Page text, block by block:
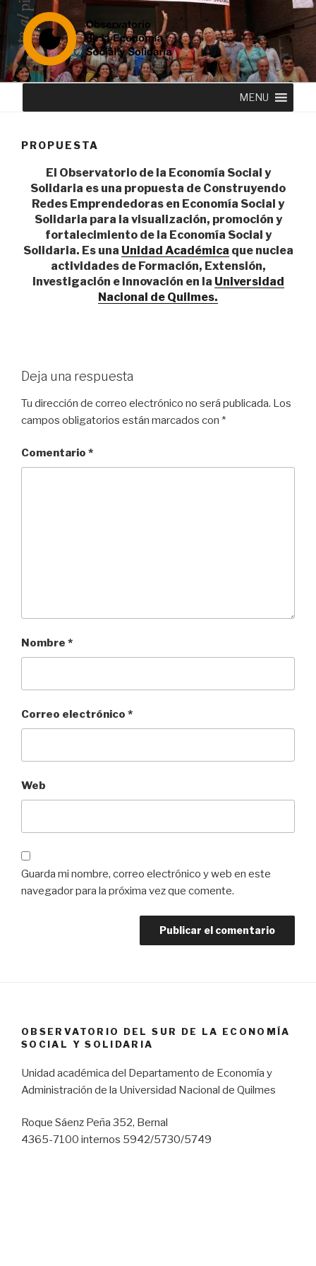
Saltar
contenido
OBSERVATORIO DE LA
El Observatorio del Sur de la Economía Social y Solidaria es una
unidad académica del Departamento de Economía y
Administración de la Universidad Nacional de Quilmes que nuclea
MENU
PROPUESTA
El Observatorio de la Economía Social y
Solidaria es una propuesta de Construyendo
Redes Emprendedoras en Economía Social y
Solidaria para la visualización, promoción y
fortalecimiento de la Economía Social y
Solidaria. Es una Unidad Académica que nuclea
actividades de Formación, Extensión,
Investigación e Innovación en la Universidad
Nacional de Quilmes.
Deja una respuesta
Tu dirección de correo electrónico no será publicada. Los
campos obligatorios están marcados con *
Comentario *
Nombre *
Correo electrónico *
Web
Guarda mi nombre, correo electrónico y web en este
navegador para la próxima vez que comente.
OBSERVATORIO DEL SUR DE LA ECONOMÍA
SOCIAL Y SOLIDARIA
Unidad académica del Departamento de Economía y
Administración de la Universidad Nacional de Quilmes
Roque Sáenz Peña 352, Bernal
4365-7100 internos 5942/5730/5749